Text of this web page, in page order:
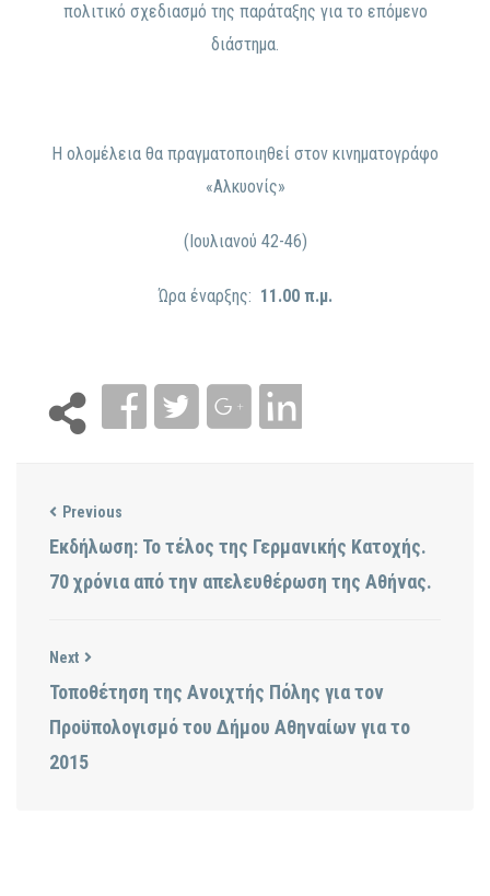
πολιτικό σχεδιασμό της παράταξης για το επόμενο
διάστημα.
Η ολομέλεια θα πραγματοποιηθεί στον κινηματογράφο
«Αλκυονίς»
(Ιουλιανού 42-46)
Ώρα έναρξης: 11.00 π.μ.
Previous
Εκδήλωση: Το τέλος της Γερμανικής Κατοχής.
70 χρόνια από την απελευθέρωση της Αθήνας.
Next
Τοποθέτηση της Ανοιχτής Πόλης για τον
Προϋπολογισμό του Δήμου Αθηναίων για το
2015